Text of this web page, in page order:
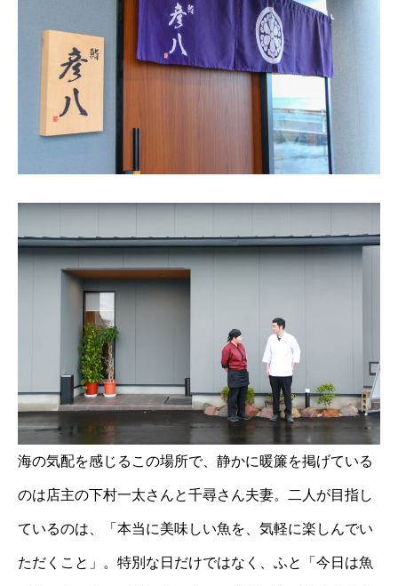
海の気配を感じるこの場所で、静かに暖簾を掲げている
のは店主の下村一太さんと千尋さん夫妻。二人が目指し
ているのは、「本当に美味しい魚を、気軽に楽しんでい
ただくこと」。特別な日だけではなく、ふと「今日は魚